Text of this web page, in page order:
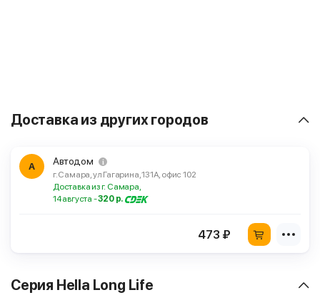
Доставка из других городов
А Автодом
г. Самара, ул Гагарина, 131А, офис 102
Доставка из г. Самара,
14 августа -320 р.
473 ₽
Серия Hella Long Life